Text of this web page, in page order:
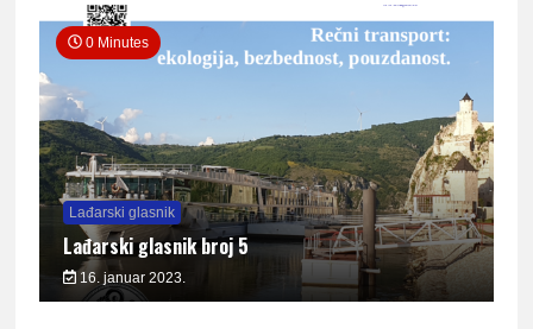
0 Minutes
Lađarski glasnik
Lađarski glasnik broj 5
16. januar 2023.